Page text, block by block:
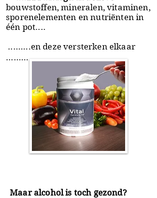
bouwstoffen, mineralen, vitaminen,
sporenelementen en nutriënten in
één pot....
.........en deze versterken elkaar
.........
Maar alcohol is toch gezond?